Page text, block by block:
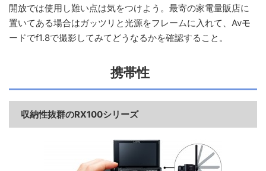
開放では使用し難い点は気をつけよう。最寄の家電量販店に
置いてある場合はガッツリと光源をフレームに入れて、Avモ
ードでf1.8で撮影してみてどうなるかを確認すること。
携帯性
収納性抜群のRX100シリーズ